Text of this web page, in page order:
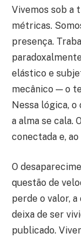
Vivemos sob a
métricas.
presença.
elástico e
mecânico — o
Nessa lógica, o
a alma se cala.
conectada e,
O
questão de
perde o valor,
deixa de ser
publicado.